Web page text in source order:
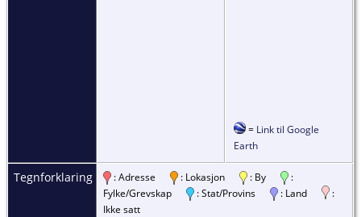
= Link til Google
Earth
Tegnforklaring : Adresse : Lokasjon : By
:
Fylke/Grevskap
: Stat/Provins : Land
:
Ikke satt